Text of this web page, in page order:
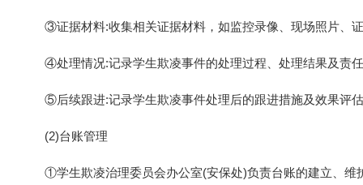
③证据材料:收集相关证据材料，如监控录像、现场照片、
④处理情况:记录学生欺凌事件的处理过程、处理结果及责
⑤后续跟进:记录学生欺凌事件处理后的跟进措施及效果评
(2)台账管理
①学生欺凌治理委员会办公室(安保处)负责台账的建立、维